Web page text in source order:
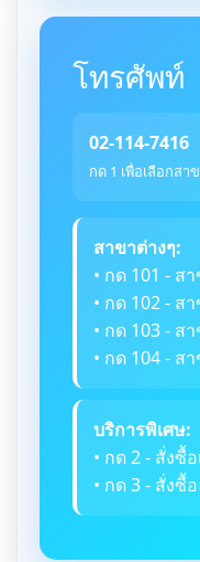
โทรศัพท์
02-114-7416
กด 1 เพื่อเลือกสา
สาขาต่างๆ:
• กด 101 - ส
• กด 102 - ส
• กด 103 - ส
• กด 104 - ส
บริการพิเศษ:
• กด 2 - สั่งซื้
• กด 3 - สั่งซื้